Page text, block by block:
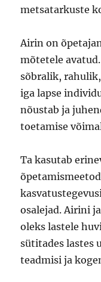
metsatarkuste
Airin on
mõtetele
sõbralik,
iga lapse
nõustab ja
toetamise
Ta kasutab
osalejad. Airini
oleks lastele
sütitades lastes
teadmisi ja